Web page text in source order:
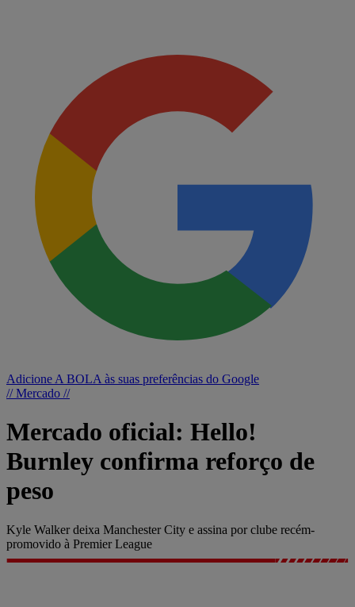
Adicione A BOLA às suas preferências do Google
// Mercado //
Mercado oficial: Hello!
Burnley confirma reforço de
peso
Kyle Walker deixa Manchester City e assina por clube recém-
promovido à Premier League